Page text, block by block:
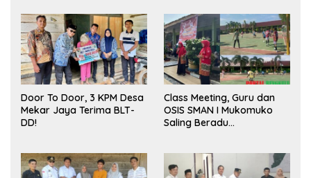
Door To Door, 3 KPM Desa
Mekar Jaya Terima BLT-
DD!
Class Meeting, Guru dan
OSIS SMAN I Mukomuko
Saling Beradu